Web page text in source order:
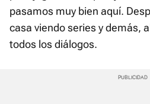
pasamos muy bien aquí.
casa viendo series y demás,
todos los diálogos.